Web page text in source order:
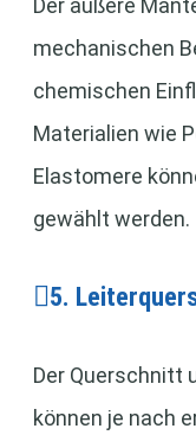
Der äußere
mechanischen
chemischen
Materialien wie
Elastomere
gewählt werden.
5.
Der Querschnitt
können je nach